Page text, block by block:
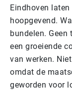
Eindhoven
hoopgevend.
bundelen. Geen
een groeiende
van werken.
omdat de
geworden voor